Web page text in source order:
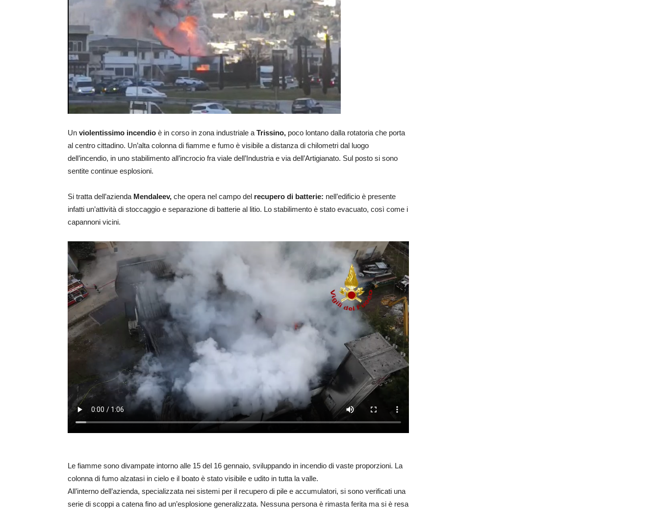
Un violentissimo incendio è in corso in zona industriale a Trissino, poco lontano dalla rotatoria che porta
al centro cittadino. Un’alta colonna di fiamme e fumo è visibile a distanza di chilometri dal luogo
dell’incendio, in uno stabilimento all’incrocio fra viale dell’Industria e via dell’Artigianato. Sul posto si sono
sentite continue esplosioni.
Si tratta dell’azienda Mendaleev, che opera nel campo del recupero di batterie: nell’edificio è presente
infatti un’attività di stoccaggio e separazione di batterie al litio. Lo stabilimento è stato evacuato, così come i
capannoni vicini.
Le fiamme sono divampate intorno alle 15 del 16 gennaio, sviluppando in incendio di vaste proporzioni. La
colonna di fumo alzatasi in cielo e il boato è stato visibile e udito in tutta la valle.
All’interno dell’azienda, specializzata nei sistemi per il recupero di pile e accumulatori, si sono verificati una
serie di scoppi a catena fino ad un’esplosione generalizzata. Nessuna persona è rimasta ferita ma si è resa